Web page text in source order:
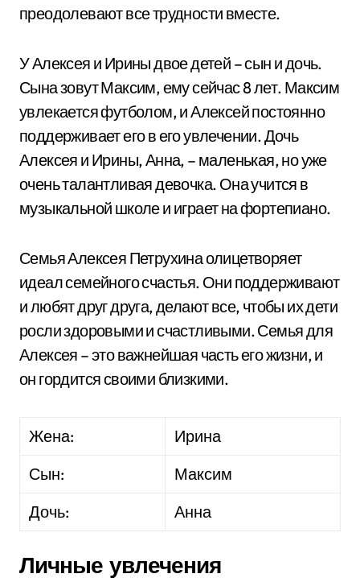
преодолевают все трудности вместе.
У Алексея и Ирины двое детей – сын и дочь.
Сына зовут Максим, ему сейчас 8 лет. Максим
увлекается футболом, и Алексей постоянно
поддерживает его в его увлечении. Дочь
Алексея и Ирины, Анна, – маленькая, но уже
очень талантливая девочка. Она учится в
музыкальной школе и играет на фортепиано.
Семья Алексея Петрухина олицетворяет
идеал семейного счастья. Они поддерживают
и любят друг друга, делают все, чтобы их дети
росли здоровыми и счастливыми. Семья для
Алексея – это важнейшая часть его жизни, и
он гордится своими близкими.
Жена:
Ирина
Сын:
Максим
Дочь:
Анна
Личные увлечения